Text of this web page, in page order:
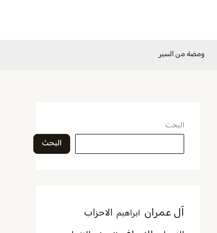
ومضة من السير
البحث
البحث
آل عمران ابراهيم الاحزاب